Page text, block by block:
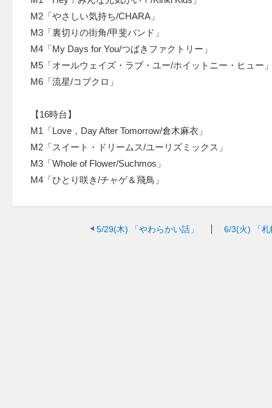
M2「やさしい気持ち/CHARA」
M3「裏切りの街角/甲斐バンド」
M4「My Days for You/つばきファクトリー」
M5「オールウェイズ・ラブ・ユー/ホイットニー・ヒュー
M6「流星/コブクロ」
【16時台】
M1「Love，Day After Tomorrow/倉木麻衣」
M2「スイート・ドリームス/ユーリズミックス」
M3「Whole of Flower/Suchmos」
M4「ひとり咲き/チャゲ＆飛鳥」
5/29(木) 「やわらかい話」 6/3(火) 「